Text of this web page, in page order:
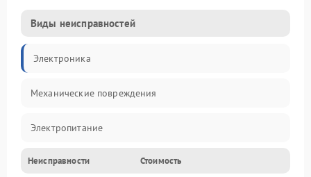
Виды неисправностей
Электроника
Механические повреждения
Электропитание
Механика
Неисправности Стоимость